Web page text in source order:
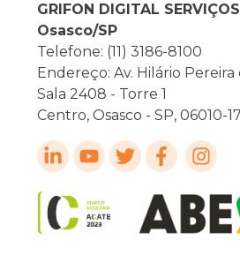
GRIFON DIGITAL
Osasco/SP
Telefone: (11) 3186-8100
Endereço: Av. Hilário Pereira
Sala 2408 - Torre 1
Centro, Osasco - SP, 06010-